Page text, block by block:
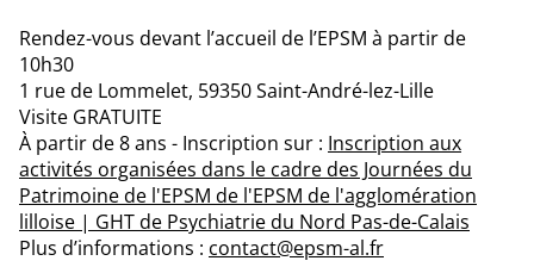
Rendez-vous devant l’accueil de l’EPSM à partir de
10h30
1 rue de Lommelet, 59350 Saint-André-lez-Lille
Visite GRATUITE
À partir de 8 ans - Inscription sur : Inscription aux
activités organisées dans le cadre des Journées du
Patrimoine de l'EPSM de l'EPSM de l'agglomération
lilloise | GHT de Psychiatrie du Nord Pas-de-Calais
Plus d’informations : contact@epsm-al.fr